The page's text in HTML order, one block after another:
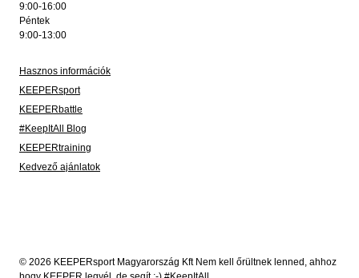
9:00-16:00
Péntek
9:00-13:00
Hasznos információk
KEEPERsport
KEEPERbattle
#KeepItAll Blog
KEEPERtraining
Kedvező ajánlatok
© 2026 KEEPERsport Magyarország Kft Nem kell őrültnek lenned, ahhoz